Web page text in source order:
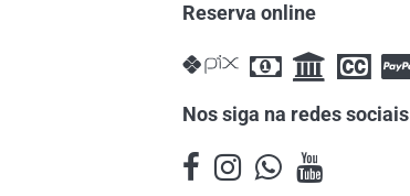
Reserva online
Nos siga na redes sociais